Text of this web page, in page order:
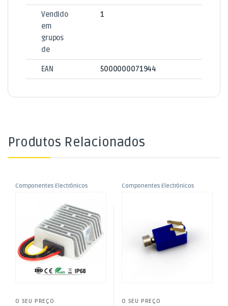
Vendido
em
grupos
de
1
EAN 5000000071944
Produtos Relacionados
Componentes Electrónicos
> DC12V 15A 180W IP68
O SEU PREÇO
Componentes Electrónicos
O SEU PREÇO